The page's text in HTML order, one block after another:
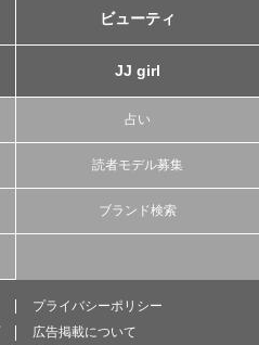
ビューティ
JJ girl
占い
読者モデル募集
ブランド検索
プライバシーポリシー
広告掲載について